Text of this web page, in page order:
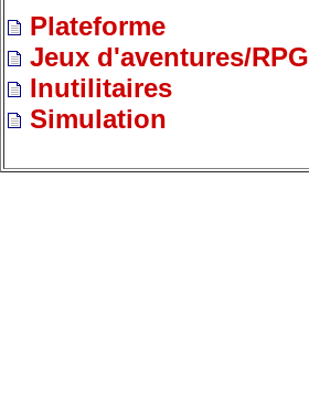
Plateforme
Jeux d'aventures/RPG
Inutilitaires
Simulation